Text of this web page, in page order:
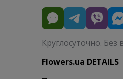
Круглосуточно. Без
Flowers.ua DETAILS